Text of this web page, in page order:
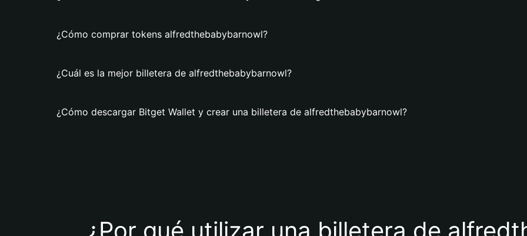
¿Cómo comprar tokens alfredthebabybarnowl?
¿Cuál es la mejor billetera de alfredthebabybarnowl?
¿Cómo descargar Bitget Wallet y crear una billetera de alfredthebabybarnowl?